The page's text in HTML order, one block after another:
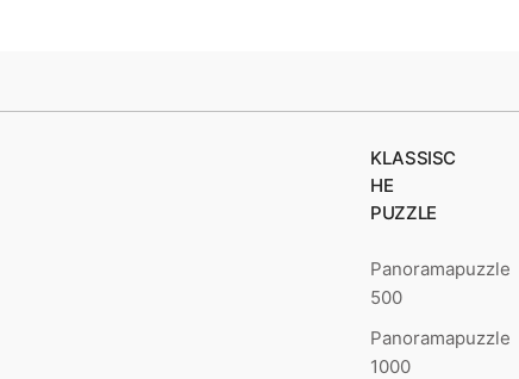
KLASSISC
HE
PUZZLE
Panoramapuzzle
500
Panoramapuzzle
1000